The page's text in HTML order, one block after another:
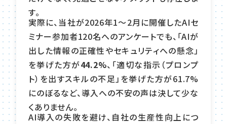
す。
実際に、当社が2026年1〜2月に開催したAIセ
ミナー参加者120名へのアンケートでも、「AIが
出した情報の正確性やセキュリティへの懸念」
を挙げた方が44.2%、「適切な指示（プロンプ
ト）を出すスキルの不足」を挙げた方が61.7%
にのぼるなど、導入への不安の声は決して少な
くありません。
AI導入の失敗を避け、自社の生産性向上につ